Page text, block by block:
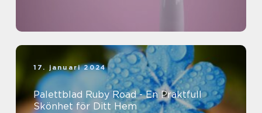
17. januari 2024
Palettblad Ruby Road - En Praktfull
Skönhet för Ditt Hem